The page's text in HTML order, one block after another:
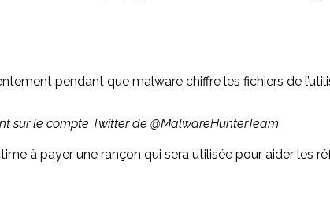
pendant que malware chiffre les fichiers de
sur le compte Twitter de @MalwareHunterTeam
à payer une rançon qui sera utilisée pour aider les